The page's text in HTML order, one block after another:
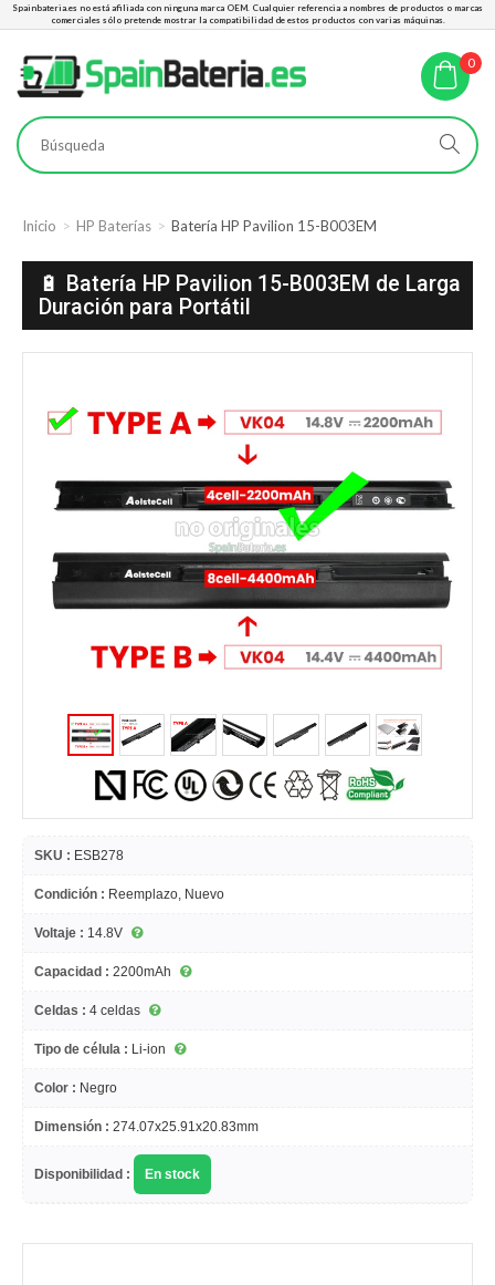
Spainbateria.es no está afiliada con ninguna marca OEM. Cualquier referencia a nombres de productos o marcas
comerciales sólo pretende mostrar la compatibilidad de estos productos con varias máquinas.
0
Inicio HP Baterías Batería HP Pavilion 15-B003EM
🔋 Batería HP Pavilion 15-B003EM de Larga
Duración para Portátil
SKU : ESB278
Condición : Reemplazo, Nuevo
Voltaje : 14.8V
Capacidad : 2200mAh
Celdas : 4 celdas
Tipo de célula : Li-ion
Color : Negro
Dimensión : 274.07x25.91x20.83mm
Disponibilidad : En stock